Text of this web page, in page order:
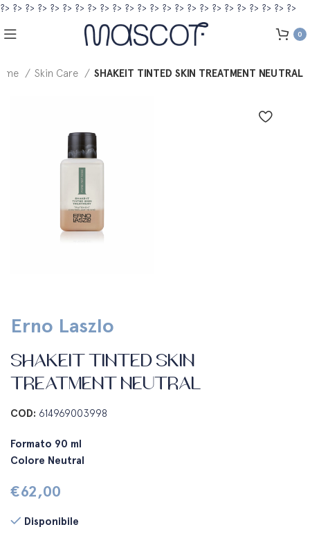
?> ?> ?> ?> ?> ?> ?> ?> ?> ?> ?> ?> ?> ?> ?> ?> ?> ?> ?> ?> ?> ?> ?> ?>
0
Skin Care SHAKEIT TINTED SKIN TREATMENT NEUTRAL
Erno Laszlo
SHAKEIT TINTED SKIN
TREATMENT NEUTRAL
COD: 614969003998
Formato 90 ml
Colore Neutral
€62,00
Disponibile